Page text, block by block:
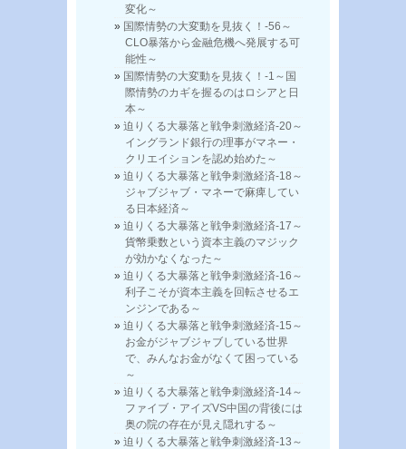
変化～
国際情勢の大変動を見抜く！-56～
CLO暴落から金融危機へ発展する可
能性～
国際情勢の大変動を見抜く！-1～国
際情勢のカギを握るのはロシアと日
本～
迫りくる大暴落と戦争刺激経済-20～
イングランド銀行の理事がマネー・
クリエイションを認め始めた～
迫りくる大暴落と戦争刺激経済-18～
ジャブジャブ・マネーで麻痺してい
る日本経済～
迫りくる大暴落と戦争刺激経済-17～
貨幣乗数という資本主義のマジック
が効かなくなった～
迫りくる大暴落と戦争刺激経済-16～
利子こそが資本主義を回転させるエ
ンジンである～
迫りくる大暴落と戦争刺激経済-15～
お金がジャブジャブしている世界
で、みんなお金がなくて困っている
～
迫りくる大暴落と戦争刺激経済-14～
ファイブ・アイズVS中国の背後には
奥の院の存在が見え隠れする～
迫りくる大暴落と戦争刺激経済-13～